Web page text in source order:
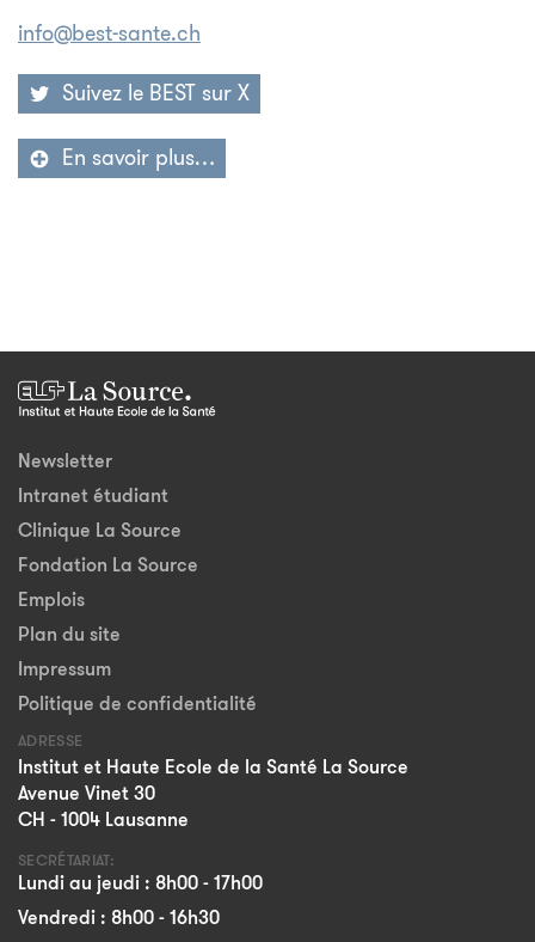
info@best-sante.ch
Suivez le BEST sur X
En savoir plus…
Newsletter
Intranet étudiant
Clinique La Source
Fondation La Source
Emplois
Plan du site
Impressum
Politique de confidentialité
ADRESSE
Institut et Haute Ecole de la Santé La Source
Avenue Vinet 30
CH - 1004 Lausanne
SECRÉTARIAT:
Lundi au jeudi : 8h00 - 17h00
Vendredi : 8h00 - 16h30